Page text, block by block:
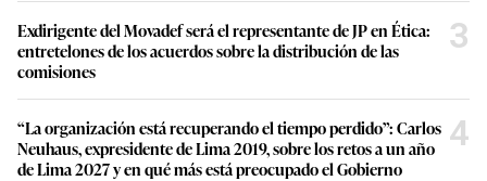
Exdirigente del Movadef será el representante de JP en Ética:
entretelones de los acuerdos sobre la distribución de las
comisiones
3
“La organización está recuperando el tiempo perdido”: Carlos
Neuhaus, expresidente de Lima 2019, sobre los retos a un año
de Lima 2027 y en qué más está preocupado el Gobierno
4